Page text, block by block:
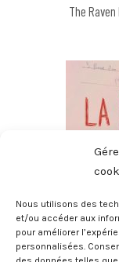
Nous utilisons des
et/ou accéder aux
pour améliorer
personnalisées.
The